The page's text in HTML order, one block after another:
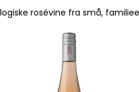
rosévine fra små,